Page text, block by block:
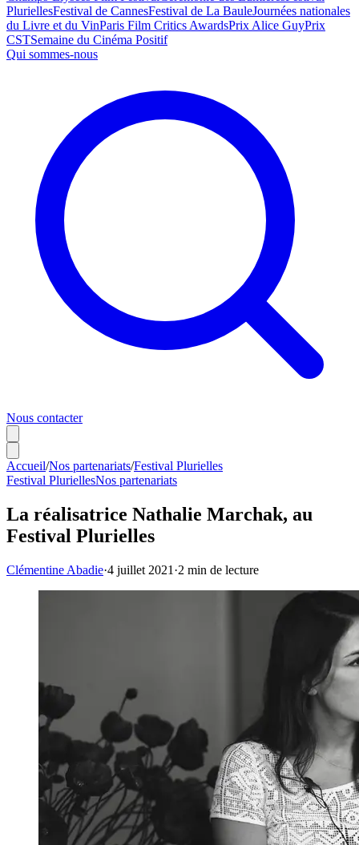
PluriellesFestival de CannesFestival de La BauleJournées nationales
du Livre et du VinParis Film Critics AwardsPrix Alice GuyPrix
CSTSemaine du Cinéma Positif
Qui sommes-nous
Nous contacter
Accueil/Nos partenariats/Festival Plurielles
Festival PluriellesNos partenariats
La réalisatrice Nathalie Marchak, au
Festival Plurielles
Clémentine Abadie·4 juillet 2021 ·2 min de lecture